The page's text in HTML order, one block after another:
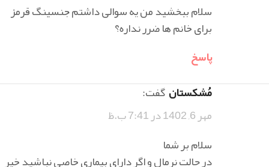
سلام ببخشید من یه سوالی داشتم جنسینگ قرمز
برای خانم ها ضرر نداره؟
پاسخ
مُشکستانگفت:
مهر 6, 1402 در 7:41 ب.ظ
سلام بر شما
در حالت نرمال و اگر دارای بیماری خاصی نباشید خیر